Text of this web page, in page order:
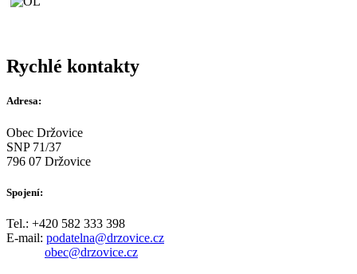
Rychlé kontakty
Adresa:
Obec Držovice
SNP 71/37
796 07 Držovice
Spojení:
Tel.: +420 582 333 398
E-mail: podatelna@drzovice.cz
obec@drzovice.cz